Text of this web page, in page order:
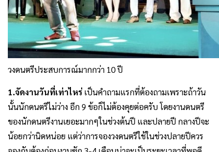
วงดนตรีประสบการณ์มากกว่า 10 ปี
1.จัดงานวันที่เท่าไหร่เป็นคำถามแรกที่ต้องถามเพราะถ้าวัน
นั้นนักดนตรีไม่ว่าง อีก 9 ข้อก็ไม่ต้องคุยต่อครับ โดยงานดนตรี
ของนักดนตรีงานเยอะมากๆในช่วงต้นปี และปลายปี กลางปีจะ
น้อยกว่านิดหน่อย แต่ว่าการจองวงดนตรีใช้ในช่วงปลายปีควร